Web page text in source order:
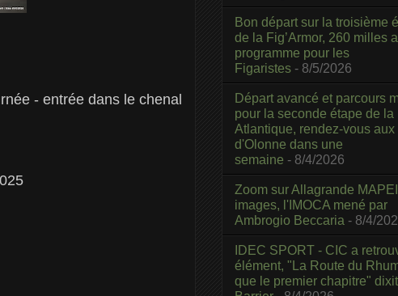
- entrée dans le chenal
Bon départ sur la troisième
de la Fig’Armor, 260 milles
programme pour les
Figaristes - 8/5/2026
Départ avancé et parcours
pour la seconde étape de la
Atlantique, rendez-vous
d'Olonne dans une
semaine - 8/4/2026
Zoom sur Allagrande
images, l'IMOCA mené par
Ambrogio Beccaria - 8/4/
IDEC SPORT - CIC a
élément, "La Route du
que le premier chapitre"